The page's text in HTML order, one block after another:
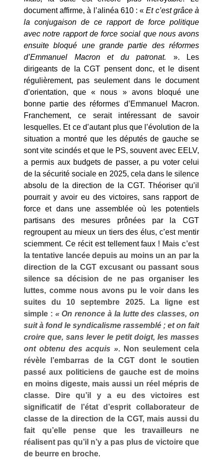
document affirme, à l’alinéa 610 : «Et c’est grâce à
la conjugaison de ce rapport de force politique
avec notre rapport de force social que nous avons
ensuite bloqué une grande partie des réformes
d’Emmanuel Macron et du patronat. ». Les
dirigeants de la CGT pensent donc, et le disent
régulièrement, pas seulement dans le document
d’orientation, que « nous » avons bloqué une
bonne partie des réformes d’Emmanuel Macron.
Franchement, ce serait intéressant de savoir
lesquelles. Et ce d’autant plus que l’évolution de la
situation a montré que les députés de gauche se
sont vite scindés et que le PS, souvent avec EELV,
a permis aux budgets de passer, a pu voter celui
de la sécurité sociale en 2025, cela dans le silence
absolu de la direction de la CGT. Théoriser qu’il
pourrait y avoir eu des victoires, sans rapport de
force et dans une assemblée où les potentiels
partisans des mesures prônées par la CGT
regroupent au mieux un tiers des élus, c’est mentir
sciemment. Ce récit est tellement faux ! Mais c’est
la tentative lancée depuis au moins un an par la
direction de la CGT excusant ou passant sous
silence sa décision de ne pas organiser les
luttes, comme nous avons pu le voir dans les
suites du 10 septembre 2025. La ligne est
simple : « On renonce à la lutte des classes, on
suit à fond le syndicalisme rassemblé ; et on fait
croire que, sans lever le petit doigt, les masses
ont obtenu des acquis ». Non seulement cela
révèle l’embarras de la CGT dont le soutien
passé aux politiciens de gauche est de moins
en moins digeste, mais aussi un réel mépris de
classe. Dire qu’il y a eu des victoires est
significatif de l’état d’esprit collaborateur de
classe de la direction de la CGT, mais aussi du
fait qu’elle pense que les travailleurs ne
réalisent pas qu’il n’y a pas plus de victoire que
de beurre en broche.